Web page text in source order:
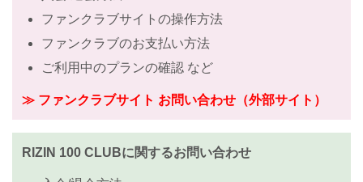
ファンクラブサイトの操作方法
ファンクラブのお支払い方法
ご利用中のプランの確認 など
≫ ファンクラブサイト お問い合わせ（外部サイト）
RIZIN 100 CLUBに関するお問い合わせ